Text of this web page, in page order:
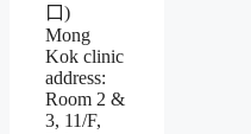
口)
Mong
Kok clinic
address:
Room 2 &
3, 11/F,